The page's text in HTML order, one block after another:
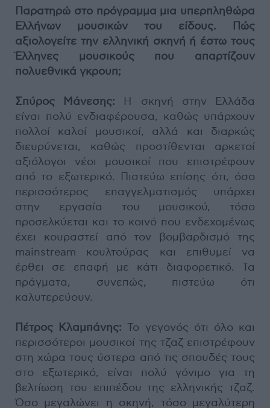
Παρατηρώ στο πρόγραμμα μια υπερπληθώρα
Ελλήνων μουσικών του είδους. Πώς
αξιολογείτε την ελληνική σκηνή ή έστω τους
Έλληνες μουσικούς που απαρτίζουν
πολυεθνικά γκρουπ;
Σπύρος Μάνεσης: Η σκηνή στην Ελλάδα
είναι πολύ ενδιαφέρουσα, καθώς υπάρχουν
πολλοί καλοί μουσικοί, αλλά και διαρκώς
διευρύνεται, καθώς προστίθενται αρκετοί
αξιόλογοι νέοι μουσικοί που επιστρέφουν
από το εξωτερικό. Πιστεύω επίσης ότι, όσο
περισσότερος επαγγελματισμός υπάρχει
στην εργασία του μουσικού, τόσο
προσελκύεται και το κοινό που ενδεχομένως
έχει κουραστεί από τον βομβαρδισμό της
mainstream κουλτούρας και επιθυμεί να
έρθει σε επαφή με κάτι διαφορετικό. Τα
πράγματα, συνεπώς, πιστεύω ότι
καλυτερεύουν.
Πέτρος Κλαμπάνης: Το γεγονός ότι όλο και
περισσότεροι μουσικοί της τζαζ επιστρέφουν
στη χώρα τους ύστερα από τις σπουδές τους
στο εξωτερικό, είναι πολύ γόνιμο για τη
βελτίωση του επιπέδου της ελληνικής τζαζ.
Όσο μεγαλώνει η σκηνή, τόσο μεγαλύτερη